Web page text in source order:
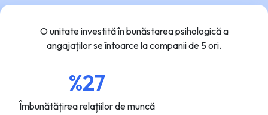
O unitate investită în bunăstarea psihologică a
angajaților se întoarce la companii de 5 ori.
%27
Îmbunătățirea relațiilor de muncă